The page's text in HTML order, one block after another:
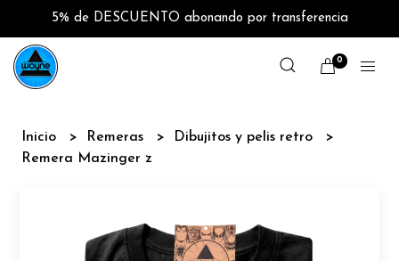
5% de DESCUENTO abonando por transferencia
0
Inicio Remeras
Dibujitos y pelis retro
Remera Mazinger z